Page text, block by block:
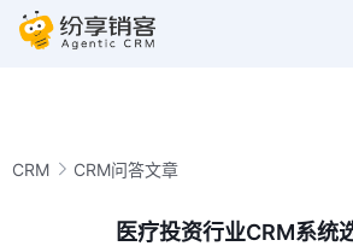
CRM CRM问答文章
医疗投资行业CRM系统